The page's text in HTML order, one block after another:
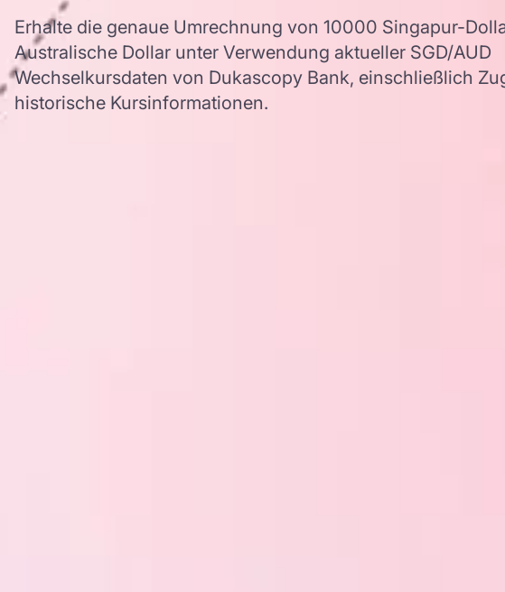
Erhalte die genaue Umrechnung von 10000 Singapur-
Australische Dollar unter Verwendung aktueller SGD/AUD
Wechselkursdaten von Dukascopy Bank, einschließlich
historische Kursinformationen.